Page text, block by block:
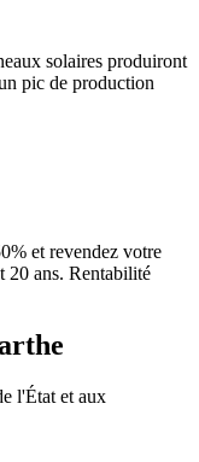
solaires produiront
pic de production
et revendez votre
20 ans. Rentabilité
l'État et aux